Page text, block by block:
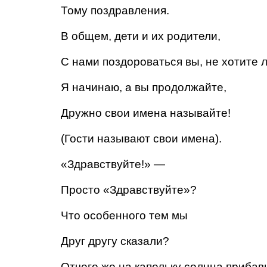
Тому поздравления.
В общем, дети и их родители,
С нами поздороваться вы, не хотите
Я начинаю, а вы продолжайте,
Дружно свои имена называйте!
(Гости называют свои имена).
«Здравствуйте!» —
Просто «Здравствуйте»?
Что особенного тем мы
Друг другу сказали?